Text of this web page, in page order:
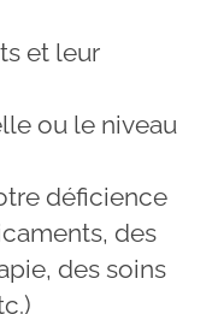
et leur
ou le niveau
déficience
des
des soins